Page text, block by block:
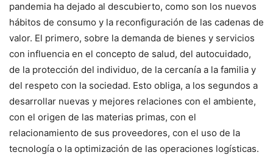
pandemia ha dejado al descubierto, como son los nuevos
hábitos de consumo y la reconfiguración de las cadenas de
valor. El primero, sobre la demanda de bienes y servicios
con influencia en el concepto de salud, del autocuidado,
de la protección del individuo, de la cercanía a la familia y
del respeto con la sociedad. Esto obliga, a los segundos a
desarrollar nuevas y mejores relaciones con el ambiente,
con el origen de las materias primas, con el
relacionamiento de sus proveedores, con el uso de la
tecnología o la optimización de las operaciones logísticas.